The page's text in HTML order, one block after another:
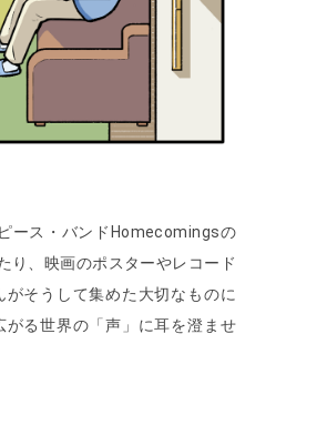
ース・バンドHomecomingsの
り、映画のポスターやレコード
そうして集めた大切なものに
る世界の「声」に耳を澄ませ